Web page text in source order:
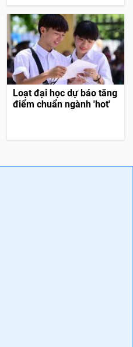
Loạt đại học dự báo tăng
điểm chuẩn ngành 'hot'